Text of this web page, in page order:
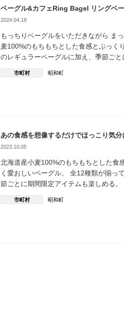
ベーグル&カフェRing Bagel リングベ
2024.04.18
もっちりベーグルをいただきながら ま
麦100%のもちもちとした食感とぷっく
のレギュラーベーグルに加え、季節ご
市町村 昭和町
あの食感を想像するだけでほっこり気
2023.10.05
北海道産小麦100%のもちもちとした食
く愛おしいベーグル。 全12種類が揃っ
節ごとに期間限定アイテムも楽しめる
市町村 昭和町